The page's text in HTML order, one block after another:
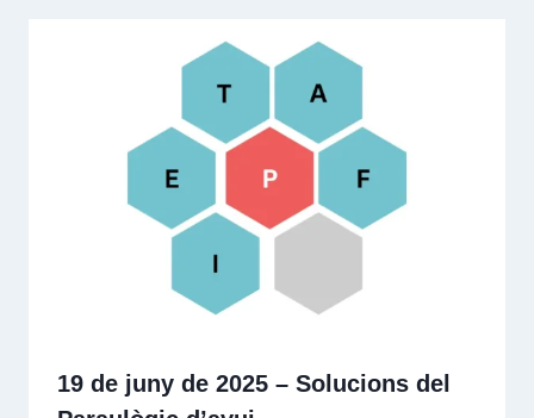
19 de juny de 2025 – Solucions del